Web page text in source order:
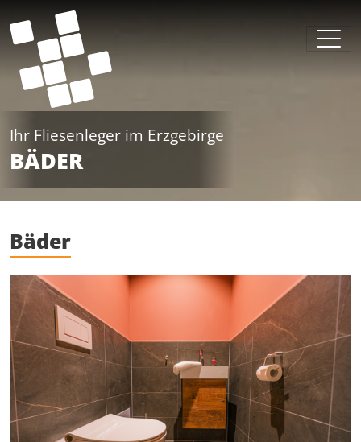
Ihr Fliesenleger im Erzgebirge
BÄDER
Bäder